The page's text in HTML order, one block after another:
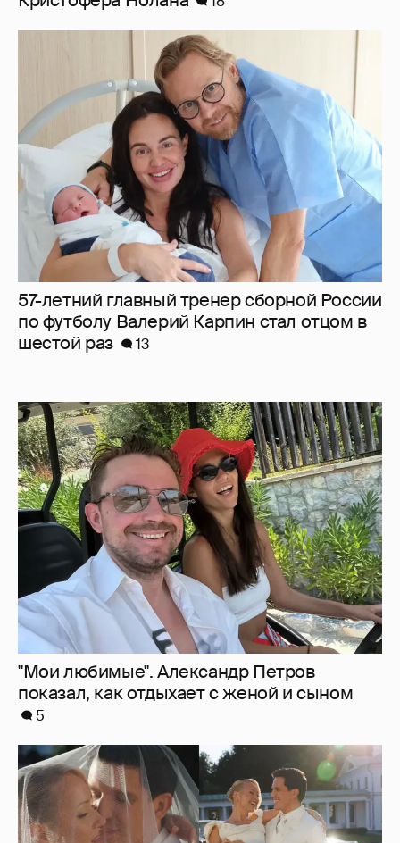
57-летний главный тренер сборной России
по футболу Валерий Карпин стал отцом в
шестой раз
13
"Мои любимые". Александр Петров
показал, как отдыхает с женой и сыном
5